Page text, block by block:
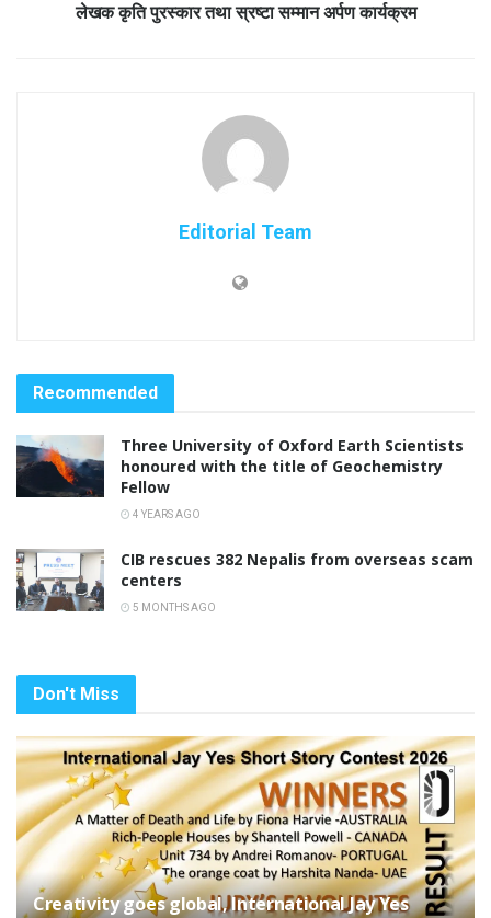
लेखक कृति पुरस्कार तथा स्रष्टा सम्मान अर्पण कार्यक्रम
Editorial Team
Recommended
Three University of Oxford Earth Scientists
honoured with the title of Geochemistry
Fellow
4 YEARS AGO
CIB rescues 382 Nepalis from overseas scam
centers
5 MONTHS AGO
Don't Miss
Creativity goes global, International Jay Yes